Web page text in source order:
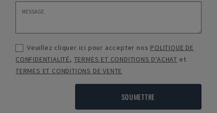
Veuillez cliquer ici pour accepter nos POLITIQUE DE
CONFIDENTIALITÉ, TERMES ET CONDITIONS D'ACHAT et
TERMES ET CONDITIONS DE VENTE
SOUMETTRE